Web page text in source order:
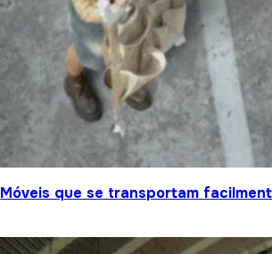
Móveis que se transportam